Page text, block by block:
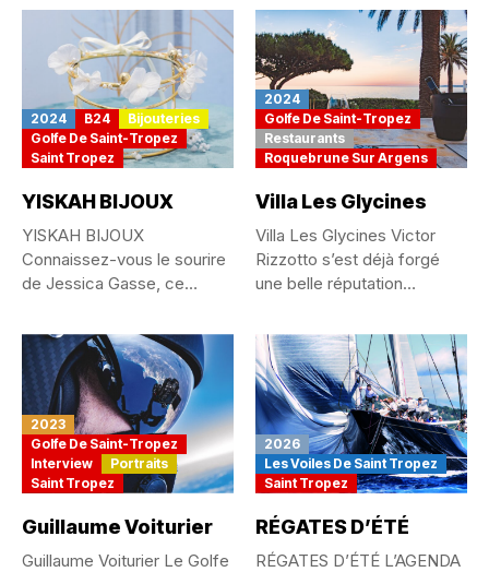
2024 B24
Bijouteries
Golfe De Saint-Tropez
Saint Tropez
YISKAH BIJOUX
YISKAH BIJOUX
Connaissez-vous le sourire
de Jessica Gasse, ce
2024
Golfe De Saint-Tropez
Restaurants
Roquebrune Sur Argens
Villa Les Glycines
Villa Les Glycines Victor
Rizzotto s’est déjà forgé
une belle réputation
2023
Golfe De Saint-Tropez
Interview
Portraits
Saint Tropez
Guillaume Voiturier
Guillaume Voiturier Le Golfe
2026
Les Voiles De Saint Tropez
Saint Tropez
RÉGATES D’ÉTÉ
RÉGATES D’ÉTÉ L’AGENDA